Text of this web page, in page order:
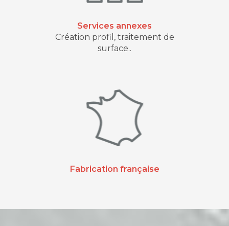
Services annexes
Création profil, traitement de
surface..
Fabrication française